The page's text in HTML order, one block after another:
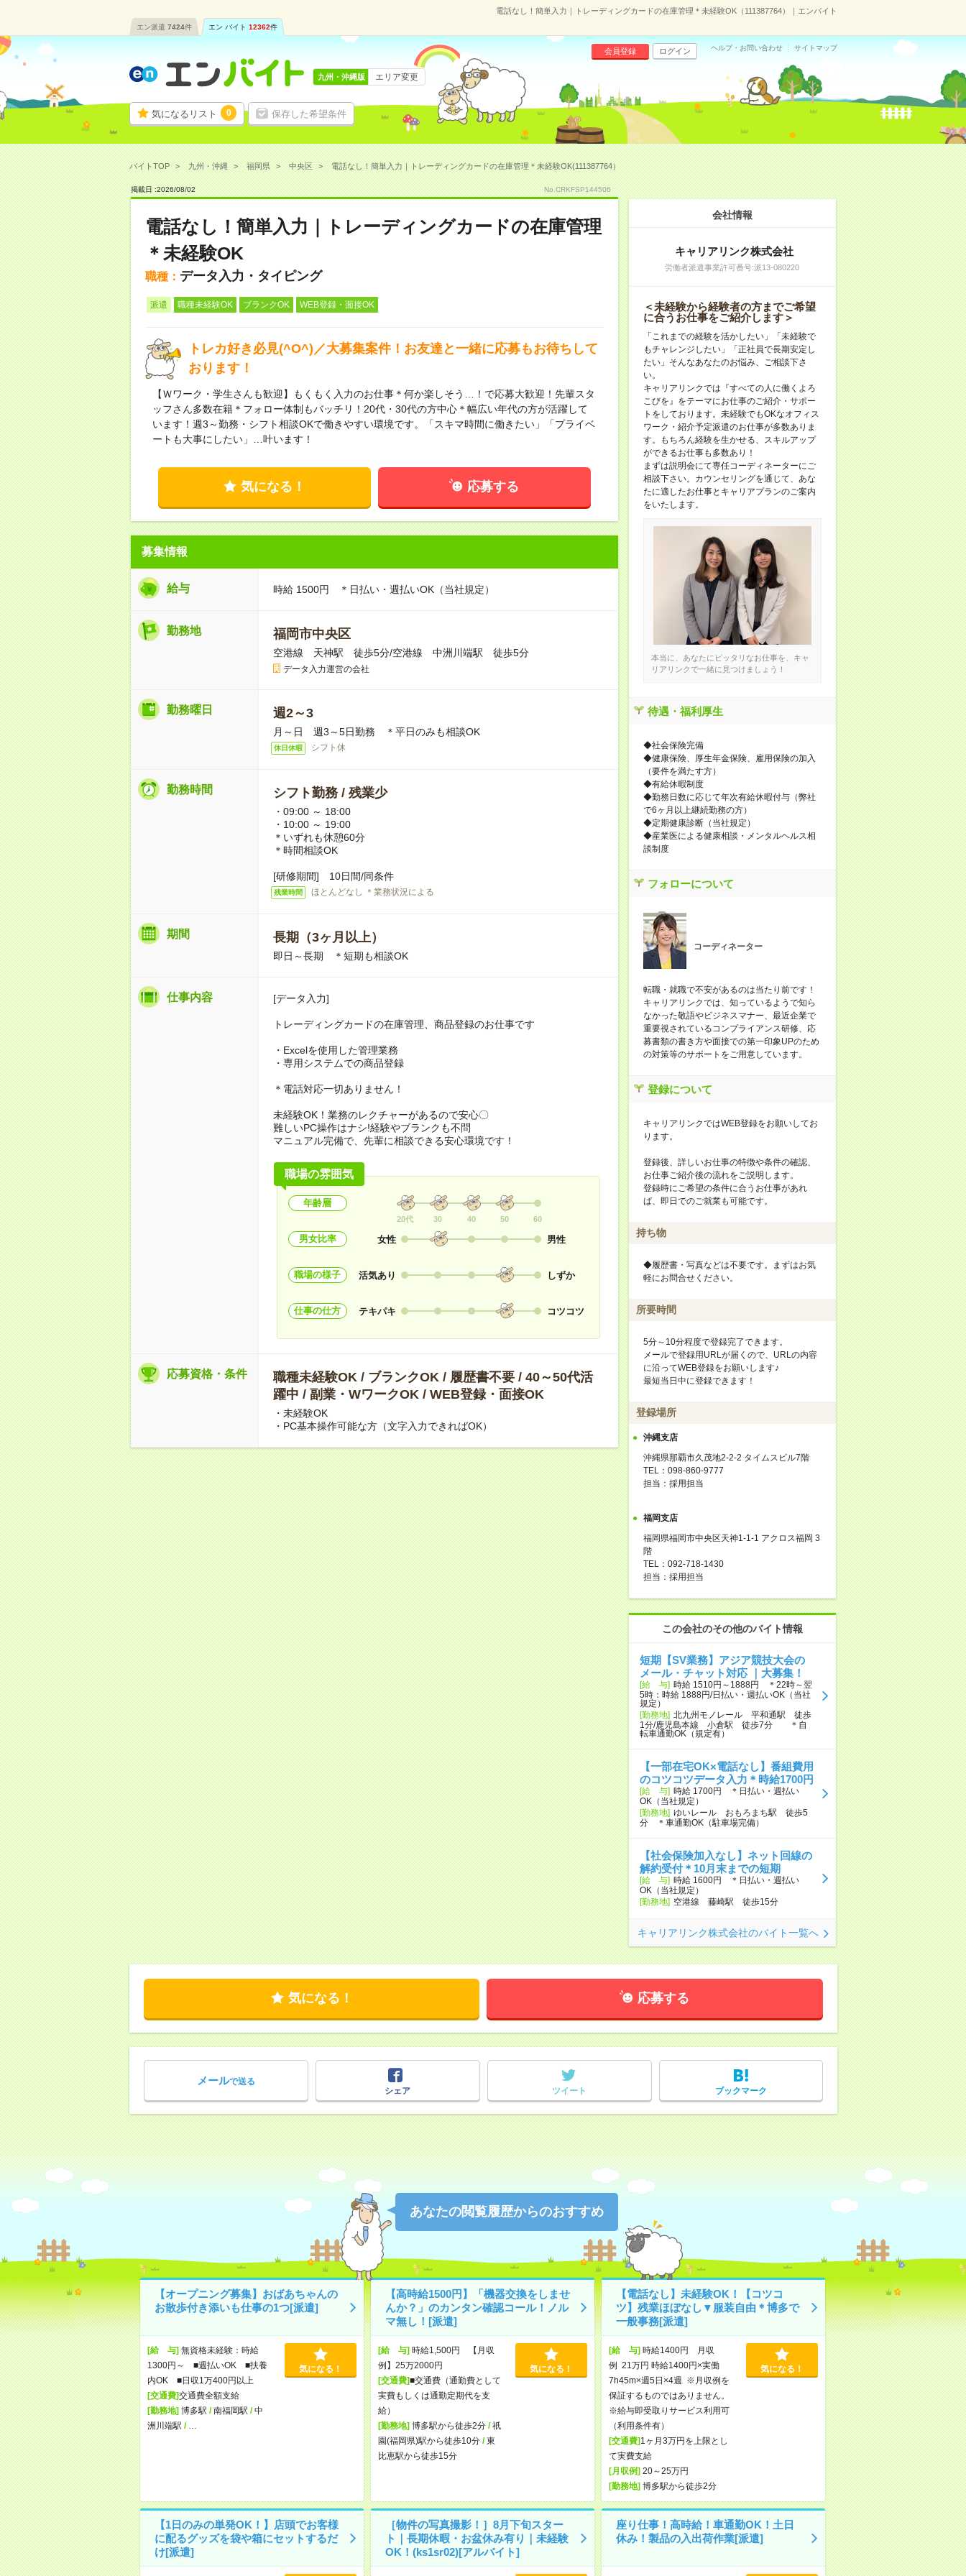
電話なし！簡単入力｜トレーディングカードの在庫管理＊未経験OK（111387764）｜エンバイト
エン派遣 7424件 エン バイト 12362件
気になるリスト 0 保存した希望条件
会員登録 ログイン ヘルプ・お問い合わせ サイトマップ
九州・沖縄版 エリア変更
バイトTOP 九州・沖縄 福岡県 中央区 電話なし！簡単入力｜トレーディングカードの在庫管理＊未経験OK(111387764）
掲載日 :2026/08/02 No.CRKFSP144506
電話なし！簡単入力｜トレーディングカードの在庫管理
＊未経験OK
職種： データ入力・タイピング
派遣 職種未経験OK ブランクOK WEB登録・面接OK
トレカ好き必見(^O^)／大募集案件！お友達と一緒に応募もお待ちして
おります！
【Ｗワーク・学生さんも歓迎】もくもく入力のお仕事＊何か楽しそう…！で応募大歓迎！先輩スタ
ッフさん多数在籍＊フォロー体制もバッチリ！20代・30代の方中心＊幅広い年代の方が活躍して
います！週3～勤務・シフト相談OKで働きやすい環境です。「スキマ時間に働きたい」「プライベ
ートも大事にしたい」…叶います！
気になる！ 応募する
募集情報
給与 時給 1500円 ＊日払い・週払いOK（当社規定）
勤務地 福岡市中央区
空港線 天神駅 徒歩5分/空港線 中洲川端駅 徒歩5分
データ入力運営の会社
勤務曜日 週2～3
月～日 週3～5日勤務 ＊平日のみも相談OK
休日休暇 シフト休
勤務時間 シフト勤務 / 残業少
・09:00 ～ 18:00
・10:00 ～ 19:00
＊いずれも休憩60分
＊時間相談OK
[研修期間] 10日間/同条件
残業時間 ほとんどなし ＊業務状況による
期間 長期（3ヶ月以上）
即日～長期 ＊短期も相談OK
仕事内容 [データ入力]
トレーディングカードの在庫管理、商品登録のお仕事です
・Excelを使用した管理業務
・専用システムでの商品登録
＊電話対応一切ありません！
未経験OK！業務のレクチャーがあるので安心〇
難しいPC操作はナシ!経験やブランクも不問
マニュアル完備で、先輩に相談できる安心環境です！
職場の雰囲気
年齢層
20代 30 40 50 60
男女比率 女性 男性
職場の様子 活気あり しずか
仕事の仕方 テキパキ コツコツ
応募資格・条件
職種未経験OK / ブランクOK / 履歴書不要 / 40～50代活
躍中 / 副業・WワークOK / WEB登録・面接OK
・未経験OK
・PC基本操作可能な方（文字入力できればOK）
会社情報
キャリアリンク株式会社
労働者派遣事業許可番号:派13-080220
＜未経験から経験者の方までご希望
に合うお仕事をご紹介します＞
「これまでの経験を活かしたい」「未経験で
もチャレンジしたい」「正社員で長期安定し
たい」そんなあなたのお悩み、ご相談下さ
い。
キャリアリンクでは『すべての人に働くよろ
こびを』をテーマにお仕事のご紹介・サポー
トをしております。未経験でもOKなオフィス
ワーク・紹介予定派遣のお仕事が多数ありま
す。もちろん経験を生かせる、スキルアップ
ができるお仕事も多数あり！
まずは説明会にて専任コーディネーターにご
相談下さい。カウンセリングを通じて、あな
たに適したお仕事とキャリアプランのご案内
をいたします。
本当に、あなたにピッタリなお仕事を、キャ
リアリンクで一緒に見つけましょう！
待遇・福利厚生
◆社会保険完備
◆健康保険、厚生年金保険、雇用保険の加入
（要件を満たす方）
◆有給休暇制度
◆勤務日数に応じて年次有給休暇付与（弊社
で6ヶ月以上継続勤務の方）
◆定期健康診断（当社規定）
◆産業医による健康相談・メンタルヘルス相
談制度
フォローについて
コーディネーター
転職・就職で不安があるのは当たり前です！
キャリアリンクでは、知っているようで知ら
なかった敬語やビジネスマナー、最近企業で
重要視されているコンプライアンス研修、応
募書類の書き方や面接での第一印象UPのため
の対策等のサポートをご用意しています。
登録について
キャリアリンクではWEB登録をお願いしてお
ります。
登録後、詳しいお仕事の特徴や条件の確認、
お仕事ご紹介後の流れをご説明します。
登録時にご希望の条件に合うお仕事があれ
ば、即日でのご就業も可能です。
持ち物
◆履歴書・写真などは不要です。まずはお気
軽にお問合せください。
所要時間
5分～10分程度で登録完了できます。
メールで登録用URLが届くので、URLの内容
に沿ってWEB登録をお願いします♪
最短当日中に登録できます！
登録場所
沖縄支店
沖縄県那覇市久茂地2-2-2 タイムスビル7階
TEL：098-860-9777
担当：採用担当
福岡支店
福岡県福岡市中央区天神1-1-1 アクロス福岡 3
階
TEL：092-718-1430
担当：採用担当
この会社のその他のバイト情報
短期【SV業務】アジア競技大会の
メール・チャット対応 ｜大募集！
[給 与] 時給 1510円～1888円 ＊22時～翌
5時：時給 1888円/日払い・週払いOK（当社
規定）
[勤務地] 北九州モノレール 平和通駅 徒歩
1分/鹿児島本線 小倉駅 徒歩7分 ＊自
転車通勤OK（規定有）
【一部在宅OK×電話なし】番組費用
のコツコツデータ入力＊時給1700円
[給 与] 時給 1700円 ＊日払い・週払い
OK（当社規定）
[勤務地] ゆいレール おもろまち駅 徒歩5
分 ＊車通勤OK（駐車場完備）
【社会保険加入なし】ネット回線の
解約受付＊10月末までの短期
[給 与] 時給 1600円 ＊日払い・週払い
OK（当社規定）
[勤務地] 空港線 藤崎駅 徒歩15分
キャリアリンク株式会社のバイト一覧へ
気になる！ 応募する
メールで送る
シェア
ツイート ブックマーク
あなたの閲覧履歴からのおすすめ
【オープニング募集】おばあちゃんの
お散歩付き添いも仕事の1つ[派遣]
[給 与]無資格未経験：時給
1300円～ ■週払いOK ■扶養
内OK ■日収1万400円以上
[交通費]交通費全額支給
[勤務地]博多駅 /南福岡駅 /中
洲川端駅 /
気になる！
【高時給1500円】「機器交換をしませ
んか？」のカンタン確認コール！ノル
マ無し！[派遣]
[給 与]時給1,500円 【月収
例】25万2000円
[交通費]■交通費（通勤費として
実費もしくは通勤定期代を支
給）
[勤務地]博多駅から徒歩2分/祇
園(福岡県)駅から徒歩10分/東
比恵駅から徒歩15分
気になる！
【電話なし】未経験OK！【コツコ
ツ】残業ほぼなし▼服装自由＊博多で
一般事務[派遣]
[給 与]時給1400円 月収
例 21万円 時給1400円×実働
7h45m×週5日×4週 ※月収例を
保証するものではありません。
※給与即受取りサービス利用可
（利用条件有）
[交通費]1ヶ月3万円を上限とし
て実費支給
[月収例]20～25万円
[勤務地]博多駅から徒歩2分
気になる！
【1日のみの単発OK！】店頭でお客様
に配るグッズを袋や箱にセットするだ
け[派遣]
［物件の写真撮影！］8月下旬スター
ト｜長期休暇・お盆休み有り｜未経験
OK！(ks1sr02)[アルバイト]
座り仕事！高時給！車通勤OK！土日
休み！製品の入出荷作業[派遣]